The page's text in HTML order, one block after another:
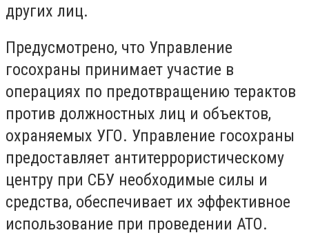
других лиц.
Предусмотрено, что Управление
госохраны принимает участие в
операциях по предотвращению терактов
против должностных лиц и объектов,
охраняемых УГО. Управление госохраны
предоставляет антитеррористическому
центру при СБУ необходимые силы и
средства, обеспечивает их эффективное
использование при проведении АТО.